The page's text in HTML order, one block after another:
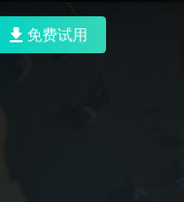
免费试用